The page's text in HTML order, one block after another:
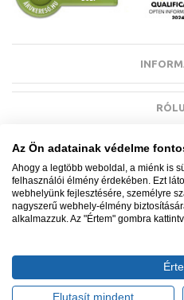
EGYÉB
VÁSÁRLÓI
Minden jog fenntartva. ©
Az Ön adatainak védelme
Ahogy a legtöbb weboldal, a miénk is
felhasználói élmény érdekében. Ezt
webhelyünk fejlesztésére, személyre
nagyszerű webhely-élmény
alkalmazzuk. Az "Értem" gombra
Elutasít mindent